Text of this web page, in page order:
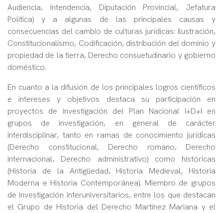
Audiencia, Intendencia, Diputación Provincial, Jefatura
Política) y a algunas de las principales causas y
consecuencias del cambio de culturas jurídicas: Ilustración,
Constitucionalismo, Codificación, distribución del dominio y
propiedad de la tierra, Derecho consuetudinario y gobierno
doméstico.
En cuanto a la difusión de los principales logros científicos
e intereses y objetivos destaca su participación en
proyectos de investigación del Plan Nacional I+D+I en
grupos de investigación, en general de carácter
interdisciplinar, tanto en ramas de conocimiento jurídicas
(Derecho constitucional, Derecho romano, Derecho
internacional, Derecho administrativo) como históricas
(Historia de la Antigüedad, Historia Medieval, Historia
Moderna e Historia Contemporánea). Miembro de grupos
de investigación interuniversitarios, entre los que destacan
el Grupo de Historia del Derecho Martínez Mariana y el